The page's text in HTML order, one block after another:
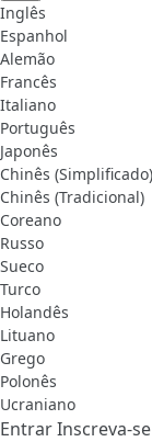
Inglês
Espanhol
Alemão
Francês
Italiano
Português
Japonês
Chinês (Simplificado)
Chinês (Tradicional)
Coreano
Russo
Sueco
Turco
Holandês
Lituano
Grego
Polonês
Ucraniano
EntrarInscreva-